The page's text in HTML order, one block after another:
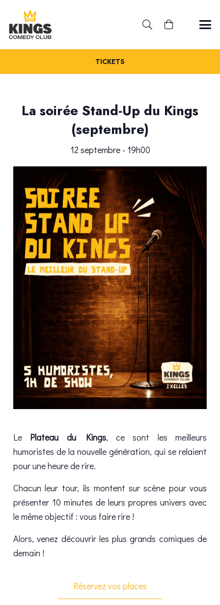
TICKETS
La soirée Stand-Up du Kings
(septembre)
12 septembre - 19h00
Le Plateau du Kings, ce sont les meilleurs
humoristes de la nouvelle génération, qui se relaient
pour une heure de rire.
Chacun leur tour, ils montent sur scène pour vous
présenter 10 minutes de leurs propres univers avec
le même objectif : vous faire rire !
Alors, venez découvrir les plus grands comiques de
demain !
Réservez vos places